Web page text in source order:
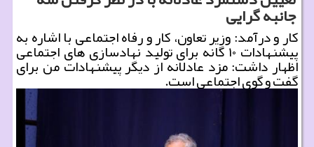
جانبه گرایی
كار و درآمد: وزیر تعاون، كار و رفاه اجتماعی با اشاره به
پیشنهادات ۱۰ گانه برای تولید نهادسازی های اجتماعی
اظهار داشت: مزد عادلانه از دیگر پیشنهادات من برای
گفت و گوی اجتماعی است.